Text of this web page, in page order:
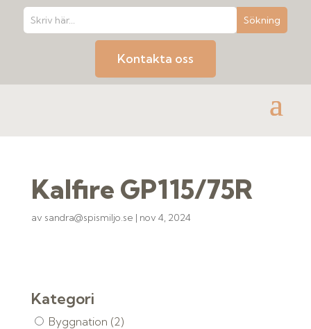
Kontakta oss
Kalfire GP115/75R
av sandra@spismiljo.se | nov 4, 2024
Kategori
Byggnation (2)